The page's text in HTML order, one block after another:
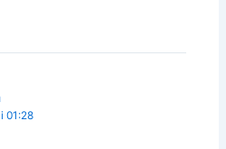
01:28